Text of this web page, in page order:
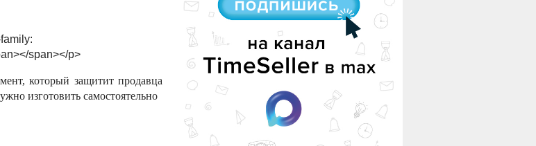
span></p>
который защитит продавца
изготовить самостоятельно